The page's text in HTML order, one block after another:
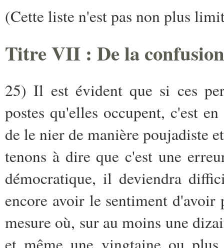
(Cette liste n'est pas non plus
Titre VII : De la
25) Il est évident que si ces
postes qu'elles occupent, c'est
de le nier de manière poujadiste
tenons à dire que c'est une
démocratique, il deviendra
encore avoir le sentiment
mesure où, sur au moins une